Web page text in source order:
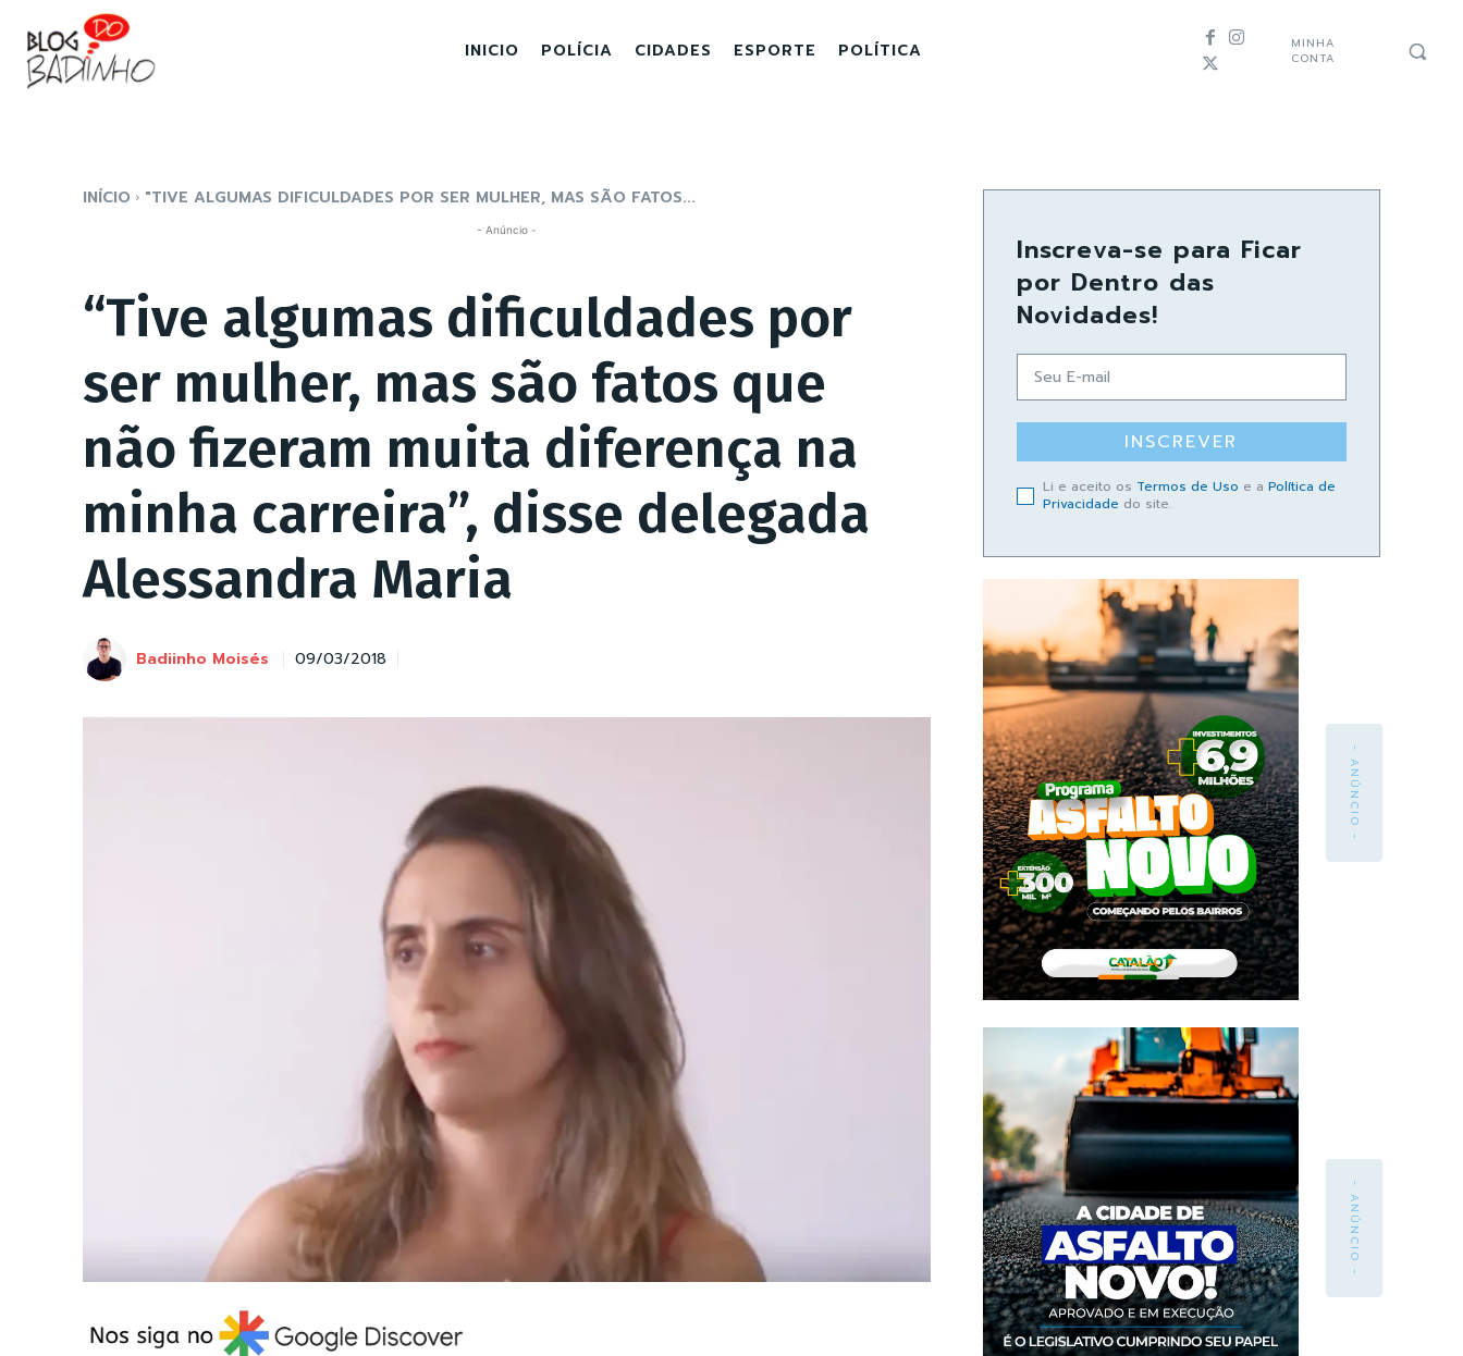
INICIO POLÍCIA CIDADES ESPORTE POLÍTICA
MINHA
CONTA
INÍCIO "TIVE ALGUMAS DIFICULDADES POR SER MULHER, MAS SÃO FATOS...
- Anúncio -
“Tive algumas dificuldades por
ser mulher, mas são fatos que
não fizeram muita diferença na
minha carreira”, disse delegada
Alessandra Maria
Badiinho Moisés 09/03/2018
Inscreva-se para Ficar
por Dentro das
Novidades!
INSCREVER
Li e aceito os Termos de Uso e a Política de
Privacidade do site.
- ANÚNCIO -
- ANÚNCIO -